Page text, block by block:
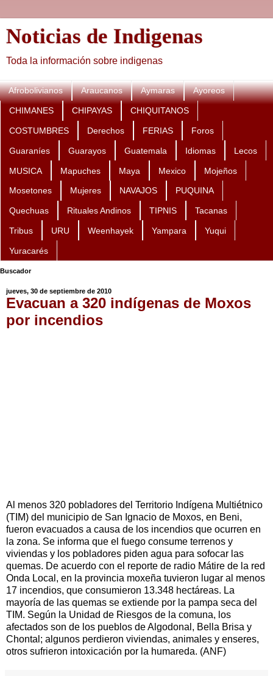
Noticias de Indigenas
Toda la información sobre indigenas
Afrobolivianos Araucanos Aymaras Ayoreos
CHIMANES CHIPAYAS CHIQUITANOS
COSTUMBRES Derechos FERIAS Foros
Guaraníes Guarayos Guatemala Idiomas Lecos
MUSICA Mapuches Maya Mexico Mojeños
Mosetones Mujeres NAVAJOS PUQUINA
Quechuas Rituales Andinos TIPNIS Tacanas
Tribus URU Weenhayek Yampara Yuqui
Yuracarés
Buscador
jueves, 30 de septiembre de 2010
Evacuan a 320 indígenas de Moxos
por incendios
Al menos 320 pobladores del Territorio Indígena Multiétnico
(TIM) del municipio de San Ignacio de Moxos, en Beni,
fueron evacuados a causa de los incendios que ocurren en
la zona. Se informa que el fuego consume terrenos y
viviendas y los pobladores piden agua para sofocar las
quemas. De acuerdo con el reporte de radio Mátire de la red
Onda Local, en la provincia moxeña tuvieron lugar al menos
17 incendios, que consumieron 13.348 hectáreas. La
mayoría de las quemas se extiende por la pampa seca del
TIM. Según la Unidad de Riesgos de la comuna, los
afectados son de los pueblos de Algodonal, Bella Brisa y
Chontal; algunos perdieron viviendas, animales y enseres,
otros sufrieron intoxicación por la humareda. (ANF)